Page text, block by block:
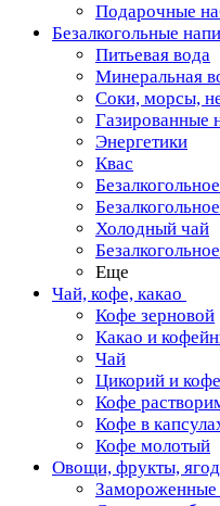
Подарочные
Безалкогольные
Питьевая вода
Минеральная
Соки, морсы,
Газированные
Энергетики
Квас
Холодный чай
Еще
Чай, кофе, какао
Кофе зерновой
Какао и
Чай
Цикорий и
Кофе
Кофе в
Кофе молотый
Овощи, фрукты,